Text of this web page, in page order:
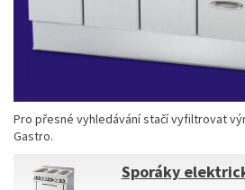
Pro přesné vyhledávání stačí vyfiltrovat
Gastro.
Sporáky